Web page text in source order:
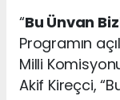
“Bu Ünvan
Programın
Milli
Akif Kireçci,